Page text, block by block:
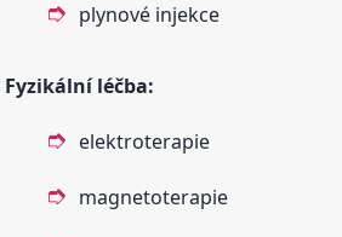
plynové injekce
Fyzikální léčba:
elektroterapie
magnetoterapie